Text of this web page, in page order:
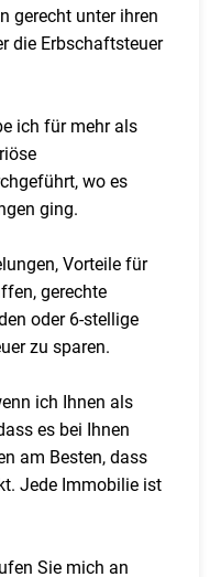
gerecht unter ihren
die Erbschaftsteuer
ich für mehr als
wo es
ging.
Vorteile für
gerechte
oder 6-stellige
zu sparen.
ich Ihnen als
es bei Ihnen
am Besten, dass
Jede Immobilie ist
Sie mich an